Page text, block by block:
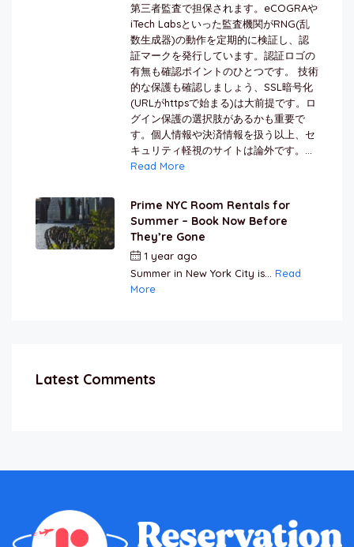
第三者監査で担保されます。eCOGRAや
iTech Labsといった監査機関がRNG(乱
数生成器)の動作を定期的に検証し、認
証マークを発行しています。認証ロゴの
有無も確認ポイントのひとつです。 技術
的な保護も確認しましょう、SSL暗号化
(URLがhttpsで始まる)は大前提です。ロ
グイン保護の選択肢があるかも重要で
す。個人情報や決済情報を扱う以上、セ
キュリティ軽視のサイトは論外です。...
Read More
Prime NYC Room Rentals for
Summer – Book Now Before
They’re Gone
1 year ago
Summer in New York City is... Read
More
Latest Comments